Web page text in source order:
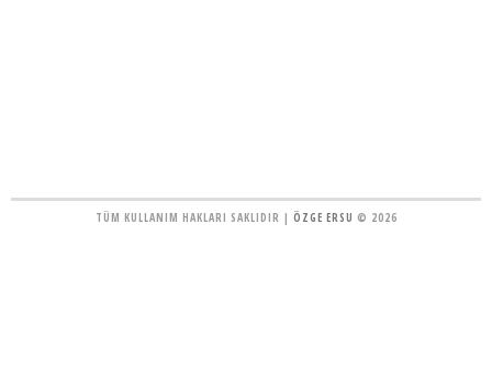
TÜM KULLANIM HAKLARI SAKLIDIR | ÖZGE ERSU © 2026